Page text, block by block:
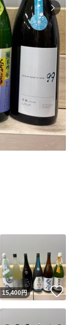
ね！
15,400円 いい